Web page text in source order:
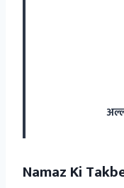
Namaz Ki